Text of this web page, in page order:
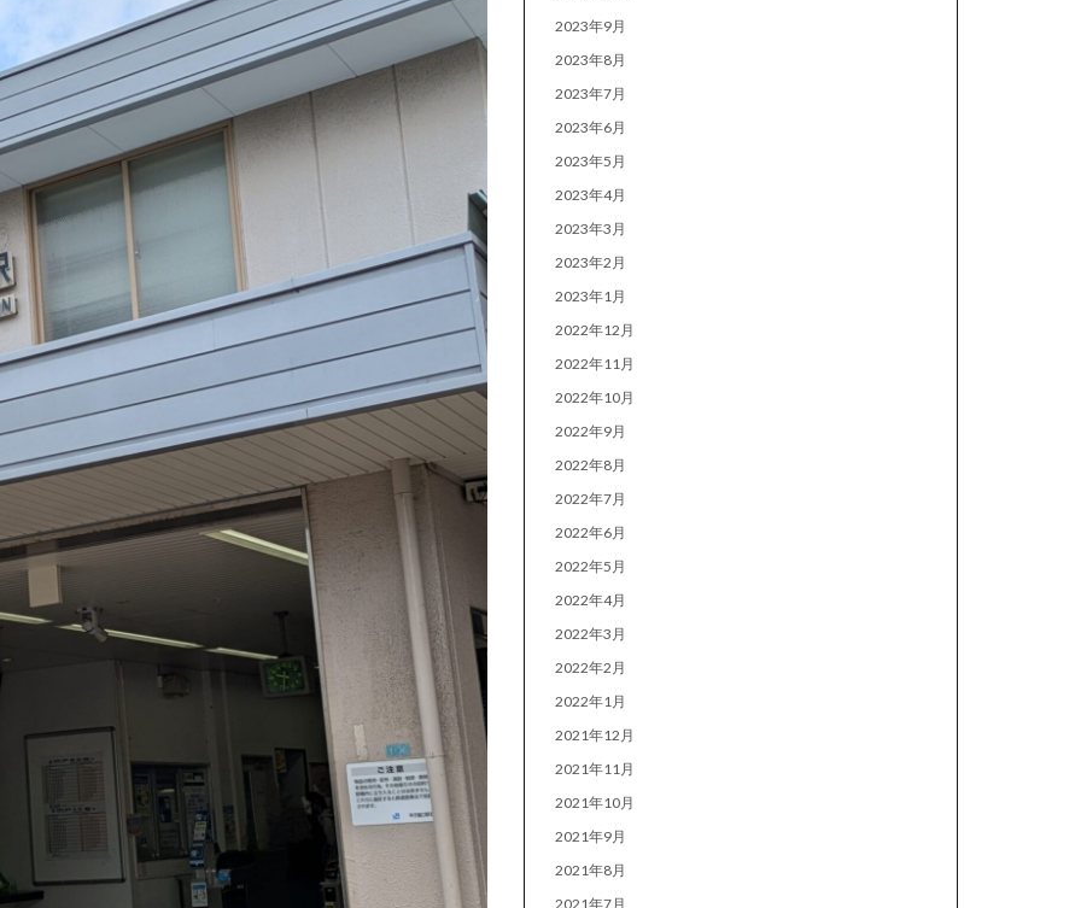
2023年9月
2023年8月
2023年7月
2023年6月
2023年5月
2023年4月
2023年3月
2023年2月
2023年1月
2022年12月
2022年11月
2022年10月
2022年9月
2022年8月
2022年7月
2022年6月
2022年5月
2022年4月
2022年3月
2022年2月
2022年1月
2021年12月
2021年11月
2021年10月
2021年9月
2021年8月
2021年7月